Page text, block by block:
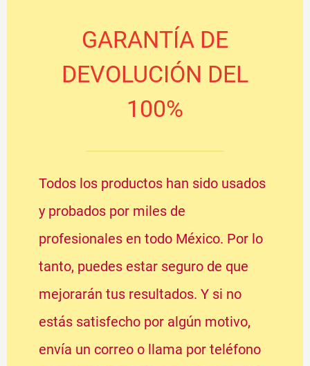
GARANTÍA DE
DEVOLUCIÓN DEL
100%
Todos los productos han sido usados
y probados por miles de
profesionales en todo México. Por lo
tanto, puedes estar seguro de que
mejorarán tus resultados. Y si no
estás satisfecho por algún motivo,
envía un correo o llama por teléfono